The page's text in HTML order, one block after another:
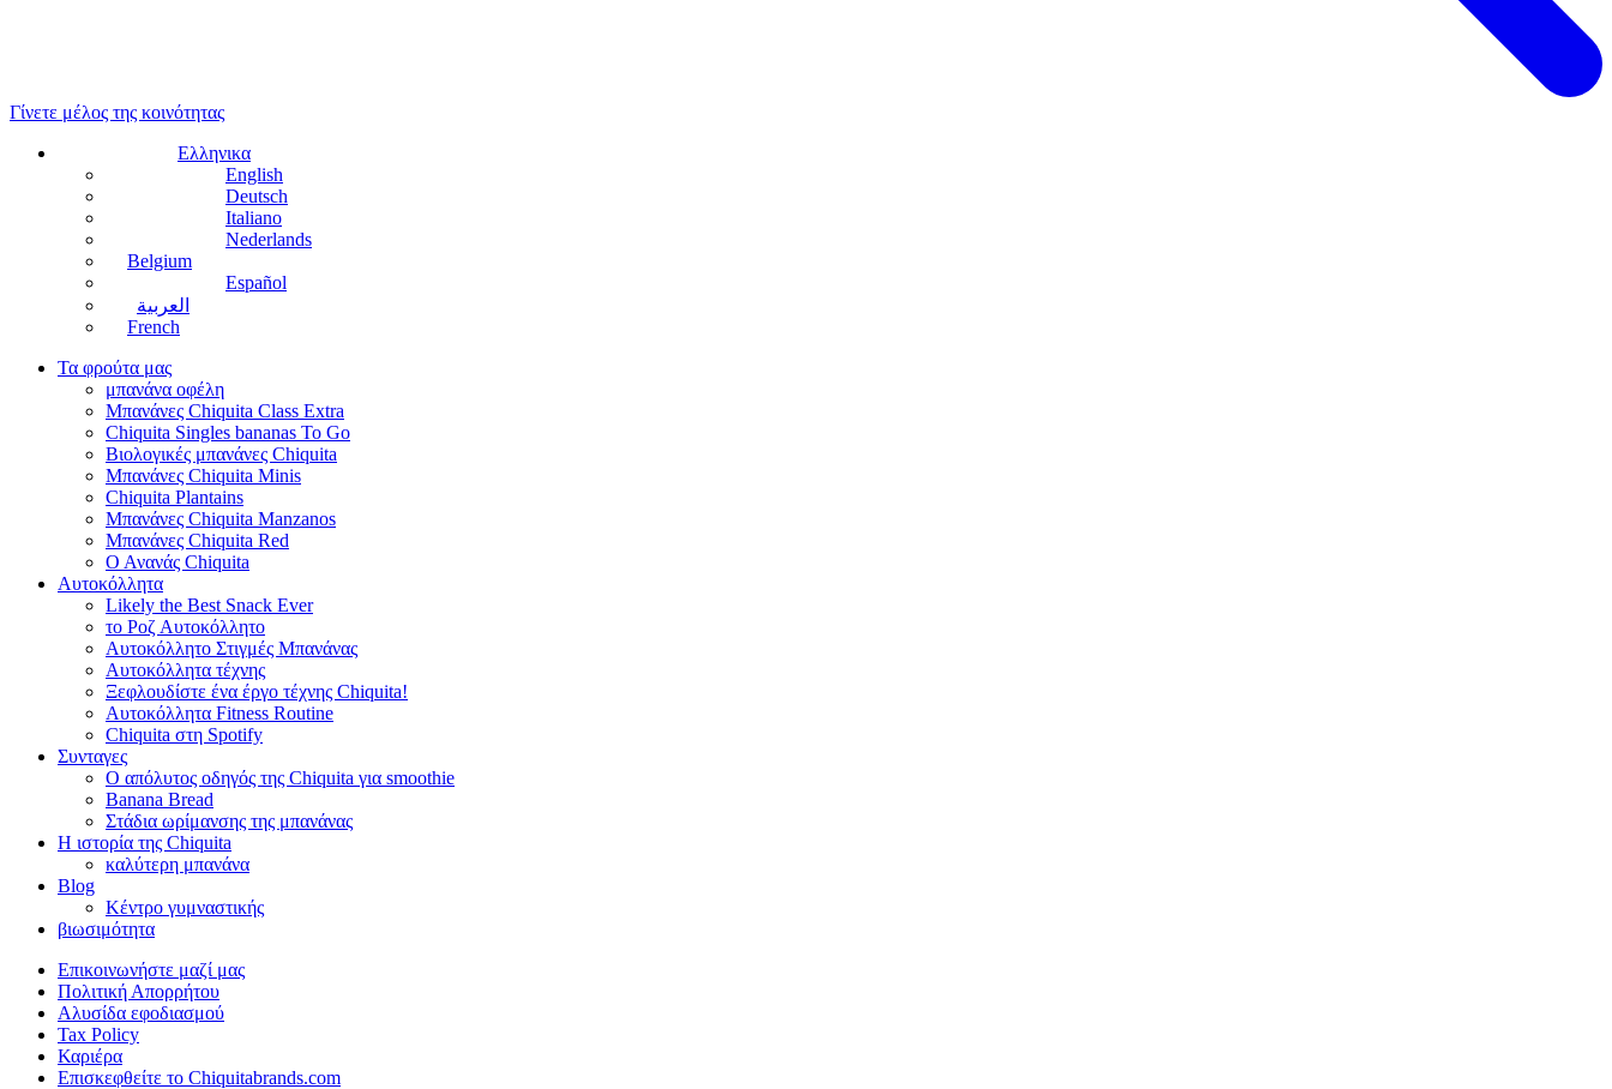
Γίνετε μέλος της κοινότητας
Ελληνικα
English
Deutsch
Italiano
Nederlands
Belgium
Español
العربية
French
Τα φρούτα μας
μπανάνα οφέλη
Μπανάνες Chiquita Class Extra
Chiquita Singles bananas To Go
Βιολογικές μπανάνες Chiquita
Μπανάνες Chiquita Minis
Chiquita Plantains
Μπανάνες Chiquita Manzanos
Μπανάνες Chiquita Red
Ο Ανανάς Chiquita
Αυτοκόλλητα
Likely the Best Snack Ever
το Ροζ Αυτοκόλλητο
Αυτοκόλλητο Στιγμές Μπανάνας
Αυτοκόλλητα τέχνης
Ξεφλουδίστε ένα έργο τέχνης Chiquita!
Αυτοκόλλητα Fitness Routine
Chiquita στη Spotify
Συνταγες
Ο απόλυτος οδηγός της Chiquita για smoothie
Banana Bread
Στάδια ωρίμανσης της μπανάνας
Η ιστορία της Chiquita
καλύτερη μπανάνα
Blog
Κέντρο γυμναστικής
βιωσιμότητα
Επικοινωνήστε μαζί μας
Πολιτική Απορρήτου
Αλυσίδα εφοδιασμού
Tax Policy
Καριέρα
Επισκεφθείτε το Chiquitabrands.com